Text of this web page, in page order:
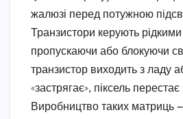
жалюзі перед потужною
Транзистори керують
пропускаючи або блокуючи
транзистор виходить з ладу
«застрягає», піксель
Виробництво таких матриць